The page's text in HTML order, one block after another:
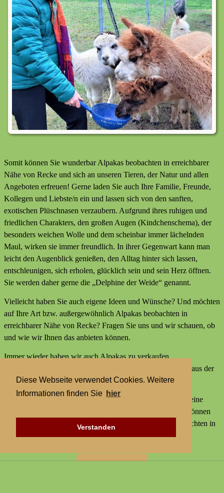
Diese Webseite verwendet Cookies. Weitere
Informationen finden Sie hier
Verstanden
Somit können Sie wunderbar Alpakas beobachten in erreichbarer
Nähe von Recke und sich an unseren Tieren, der Natur und allen
Angeboten erfreuen! Gerne laden Sie auch Ihre Familie, Freunde,
Kollegen und Liebste/n ein und lassen sich von den sanften,
exotischen Plüschnasen verzaubern. Aufgrund ihres ruhigen und
friedlichen Charakters, den großen Augen (Kindchenschema), der
besonders weichen Wolle und dem scheinbar immer lächelnden
Maul, wirken sie immer freundlich. In ihrer Gegenwart kann man
leicht den Augenblick genießen, den Alltag hinter sich lassen,
entschleunigen, sich erholen, glücklich sein und sein Herz öffnen.
Sie werden daher gerne die „Delphine der Weide“ genannt.
Vielleicht haben Sie auch eigene Ideen und Wünsche? Und möchten
auf Ihre Art bzw. außergewöhnlich Alpakas beobachten in
erreichbarer Nähe von Recke? Fragen Sie uns und wir schauen, ob
und wie wir Ihnen das anbieten können.
Immer wieder haben wir auch Alpakas zu verkaufen,
Alpakaprodukte, z.B. Alpakaseife oder Alpaka-Bettdecken aus der
Wolle unserer Tiere und außerdem kleine Geschenke.
Wir bieten keine externen Aktivitäten mit Alpakas an und keine
Alpaka-Wanderungen. Aber statt einer Alpakawanderung können
Sie bei uns Alpakas Mal anders erleben und Alpakas beobachten in
erreichbarer Nähe von Recke.